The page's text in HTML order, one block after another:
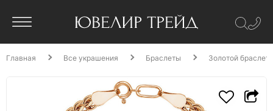
Главная Все украшения Браслеты Золотой браслет